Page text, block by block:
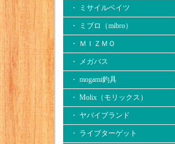
・ ミサイルベイツ
・ ミブロ（mibro）
・ ＭＩＺＭＯ
・ メガバス
・ mogami釣具
・ Molix（モリックス）
・ ヤバイブランド
・ ライブターゲット